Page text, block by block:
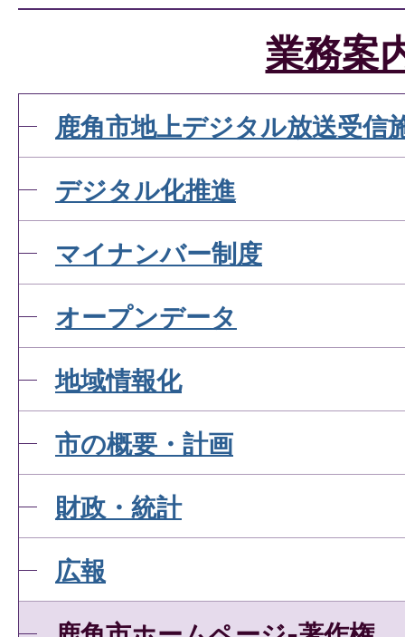
業務案
鹿角市地上デジタル放送受信
デジタル化推進
マイナンバー制度
オープンデータ
地域情報化
市の概要・計画
財政・統計
広報